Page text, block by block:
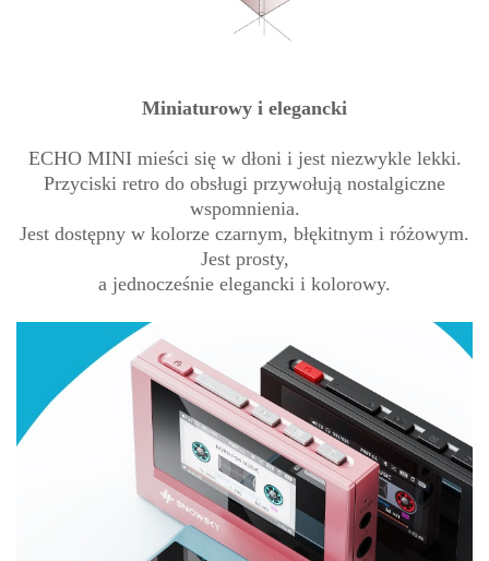
Miniaturowy i elegancki
ECHO MINI mieści się w dłoni i jest niezwykle lekki.
Przyciski retro do obsługi przywołują nostalgiczne
wspomnienia.
Jest dostępny w kolorze czarnym, błękitnym i różowym.
Jest prosty,
a jednocześnie elegancki i kolorowy.